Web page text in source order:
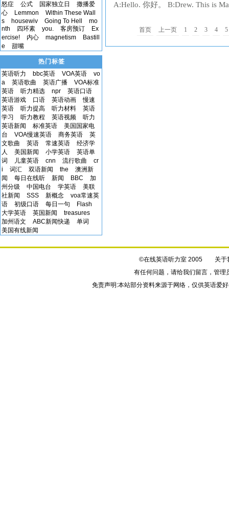
A:Hello. 你好。 B:Drew. This is
首页 上一页 1 2 3 4 5
怒症
公式 国家独立日
撒播爱
心
Lemmon
Within These Wall
s
housewiv Going To Hell
mo
nth
四环素 you. 客房预订
Ex
ercise!
内心 magnetism
Bastill
e
甜嘴
热门标签
英语听力
bbc英语 VOA英语
vo
a
英语歌曲 英语广播
VOA标准
英语
听力精选 npr
英语口语
英语游戏
口语 英语动画
慢速
英语
听力提高 听力材料
英语
学习
听力教程 英语视频
听力
英语新闻
标准英语
美国国家电
台
VOA慢速英语 商务英语
英
文歌曲
英语 常速英语
经济学
人
美国新闻 小学英语
英语单
词
儿童英语 cnn 流行歌曲
cr
i
词汇 双语新闻 the
澳洲新
闻
每日在线听 新闻 BBC
加
州分级
中国电台 学英语
美联
社新闻
SSS 新概念
voa常速英
语
初级口语 每日一句
Flash
大学英语
英国新闻
treasures
加州语文
ABC新闻快递
单词
美国有线新闻
©在线英语听力室 2005 关于
有任何问题，请给我们留言，管理
免责声明:本站部分资料来源于网络，仅供英语爱